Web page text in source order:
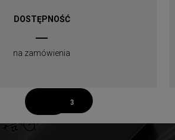
DOSTĘPNOŚĆ
na zamówienia
3